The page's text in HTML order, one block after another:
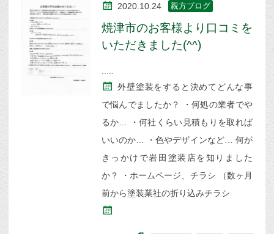
2020.10.24 親方ブログ
焼津市のお客様より口コミを
いただきました(^^)
外壁塗装をすると決めてどんな事
で悩んでましたか？ ・何処の業者でや
るか… ・何社くらい見積もりを取れば
いいのか… ・色やデザインなど… 何が
きっかけで岩田塗装店を知りました
か？ ・ホームページ、チラシ （数ヶ月
前から塗装業社の折り込みチラシ